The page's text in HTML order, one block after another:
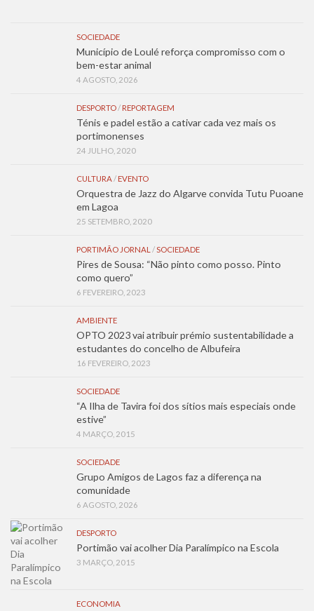
SOCIEDADE
Município de Loulé reforça compromisso com o
bem-estar animal
4 AGOSTO, 2026
DESPORTO/ REPORTAGEM
Ténis e padel estão a cativar cada vez mais os
portimonenses
24 JULHO, 2020
CULTURA/ EVENTO
Orquestra de Jazz do Algarve convida Tutu Puoane
em Lagoa
25 SETEMBRO, 2020
PORTIMÃO JORNAL /SOCIEDADE
Pires de Sousa: “Não pinto como posso. Pinto
como quero”
6 FEVEREIRO, 2023
AMBIENTE
OPTO 2023 vai atribuir prémio sustentabilidade a
estudantes do concelho de Albufeira
16 FEVEREIRO, 2023
SOCIEDADE
“A Ilha de Tavira foi dos sítios mais especiais onde
estive”
4 MARÇO, 2015
SOCIEDADE
Grupo Amigos de Lagos faz a diferença na
comunidade
6 AGOSTO, 2026
DESPORTO
Portimão vai acolher Dia Paralímpico na Escola
3 MARÇO, 2015
ECONOMIA